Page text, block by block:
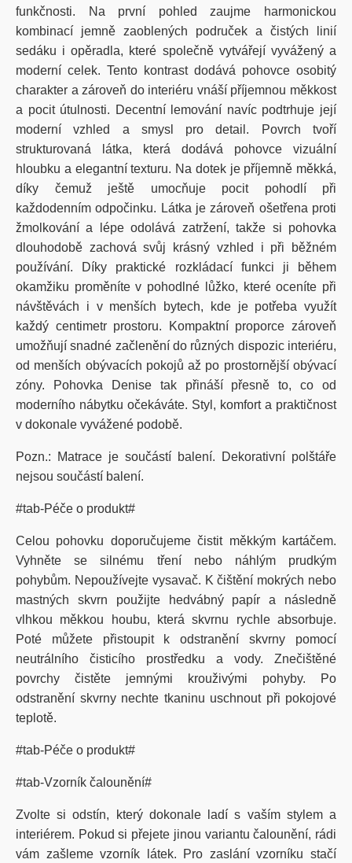
funkčnosti. Na první pohled zaujme harmonickou
kombinací jemně zaoblených područek a čistých linií
sedáku i opěradla, které společně vytvářejí vyvážený a
moderní celek. Tento kontrast dodává pohovce osobitý
charakter a zároveň do interiéru vnáší příjemnou měkkost
a pocit útulnosti. Decentní lemování navíc podtrhuje její
moderní vzhled a smysl pro detail. Povrch tvoří
strukturovaná látka, která dodává pohovce vizuální
hloubku a elegantní texturu. Na dotek je příjemně měkká,
díky čemuž ještě umocňuje pocit pohodlí při
každodenním odpočinku. Látka je zároveň ošetřena proti
žmolkování a lépe odolává zatržení, takže si pohovka
dlouhodobě zachová svůj krásný vzhled i při běžném
používání. Díky praktické rozkládací funkci ji během
okamžiku proměníte v pohodlné lůžko, které oceníte při
návštěvách i v menších bytech, kde je potřeba využít
každý centimetr prostoru. Kompaktní proporce zároveň
umožňují snadné začlenění do různých dispozic interiéru,
od menších obývacích pokojů až po prostornější obývací
zóny. Pohovka Denise tak přináší přesně to, co od
moderního nábytku očekáváte. Styl, komfort a praktičnost
v dokonale vyvážené podobě.
Pozn.: Matrace je součástí balení. Dekorativní polštáře
nejsou součástí balení.
#tab-Péče o produkt#
Celou pohovku doporučujeme čistit měkkým kartáčem.
Vyhněte se silnému tření nebo náhlým prudkým
pohybům. Nepoužívejte vysavač. K čištění mokrých nebo
mastných skvrn použijte hedvábný papír a následně
vlhkou měkkou houbu, která skvrnu rychle absorbuje.
Poté můžete přistoupit k odstranění skvrny pomocí
neutrálního čisticího prostředku a vody. Znečištěné
povrchy čistěte jemnými krouživými pohyby. Po
odstranění skvrny nechte tkaninu uschnout při pokojové
teplotě.
#tab-Péče o produkt#
#tab-Vzorník čalounění#
Zvolte si odstín, který dokonale ladí s vaším stylem a
interiérem. Pokud si přejete jinou variantu čalounění, rádi
vám zašleme vzorník látek. Pro zaslání vzorníku stačí